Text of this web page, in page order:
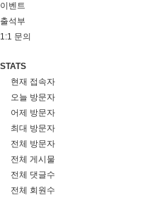
이벤트
출석부
1:1 문의
STATS
현재 접속자
오늘 방문자
어제 방문자
최대 방문자
전체 방문자
전체 게시물
전체 댓글수
전체 회원수